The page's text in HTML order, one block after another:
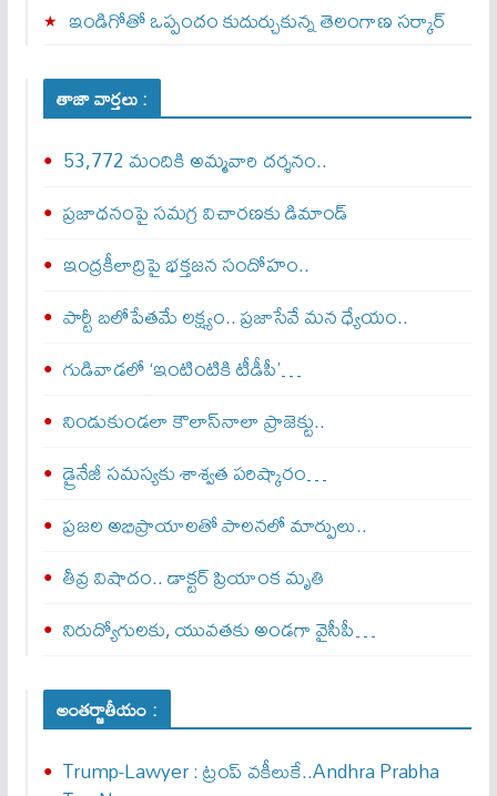
ఇండిగోతో ఒప్పందం కుదుర్చుకున్న తెలంగాణ స‌ర్కార్
తాజా వార్తలు :
53,772 మందికి అమ్మవారి దర్శనం..
ప్రజాధనంపై సమగ్ర విచారణకు డిమాండ్‌
ఇంద్రకీలాద్రిపై భక్తజన సందోహం..
పార్టీ బలోపేతమే లక్ష్యం.. ప్రజాసేవే మన ధ్యేయం..
గుడివాడలో ‘ఇంటింటికి టీడీపీ’…
నిండుకుండలా కౌలాస్‌నాలా ప్రాజెక్టు..
డ్రైనేజీ సమస్యకు శాశ్వత పరిష్కారం…
ప్రజల అభిప్రాయాలతో పాలనలో మార్పులు..
తీవ్ర విషాదం.. డాక్టర్ ప్రియాంక మృతి
నిరుద్యోగులకు, యువతకు అండగా వైసీపీ…
అంతర్జాతీయం :
Trump-Lawyer : ట్రంప్ వ‌కీలుకే..Andhra Prabha